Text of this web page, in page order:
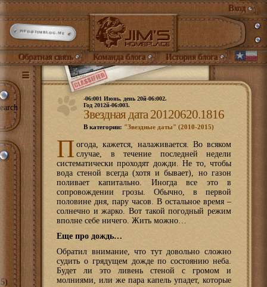
Вход
INFO@JIMBLOG.ME
Обратная связь Команда блога История блога
-06:001 Июнь, день 20й-06:002.
Год 2012й-06:003.
Звездная дата 20120620.1816
В категории: "Звездные даты" (2010-2015)
П огода, кажется, налаживается. Во всяком
случае, в течение последней недели
систематически проходят дожди. Не то, чтобы
вода стеной всегда (хотя и бывает), но газон
поливает капитально. Иногда все это в
сопровождении грозы. Обычно, в первой
половине дня, пару часов. В остальное время –
солнечно и жарко. Вот такой погодный режим
вполне себе ничего. Жить можно…
Еще про дождь…
Обратил внимание, что тут довольно сложно
судить о грядущем дожде по состоянию неба.
Будет ли это ливень стеной с громом и
молниями, или же пара капель упадет, которые